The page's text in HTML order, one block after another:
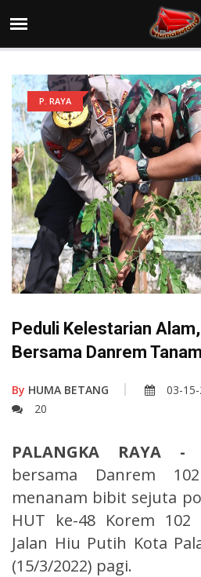
P. RAYA
Peduli Kelestarian
Bersama Danrem
By HUMA BETANG 03-
20
PALANGKA RAYA -
bersama Danrem
menanam bibit sejuta
HUT ke-48 Korem
Jalan Hiu Putih Kota
(15/3/2022) pagi.